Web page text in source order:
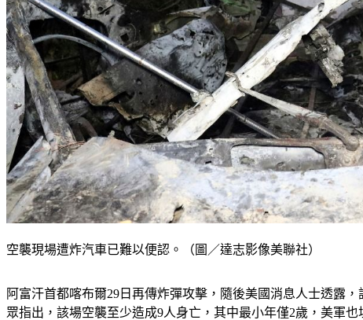
空襲現場遭炸汽車已難以便認。（圖／達志影像美聯社）
阿富汗首都喀布爾29日再傳炸彈攻擊，隨後美國消息人士透露
眾指出，該場空襲至少造成9人身亡，其中最小年僅2歲，美軍